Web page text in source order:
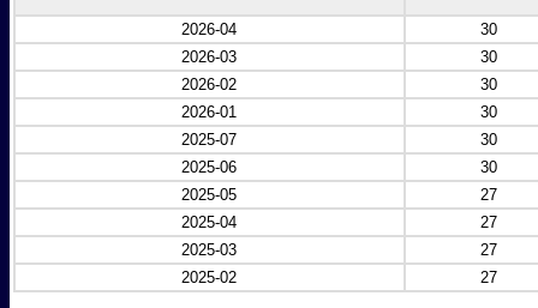
2026-04
30
2026-03
30
2026-02
30
2026-01
30
2025-07
30
2025-06
30
2025-05
27
2025-04
27
2025-03
27
2025-02
27